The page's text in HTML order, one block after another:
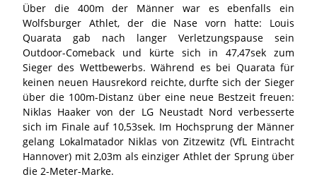
Über die 400m der Männer war es ebenfalls ein
Wolfsburger Athlet, der die Nase vorn hatte: Louis
Quarata gab nach langer Verletzungspause sein
Outdoor-Comeback und kürte sich in 47,47sek zum
Sieger des Wettbewerbs. Während es bei Quarata für
keinen neuen Hausrekord reichte, durfte sich der Sieger
über die 100m-Distanz über eine neue Bestzeit freuen:
Niklas Haaker von der LG Neustadt Nord verbesserte
sich im Finale auf 10,53sek. Im Hochsprung der Männer
gelang Lokalmatador Niklas von Zitzewitz (VfL Eintracht
Hannover) mit 2,03m als einziger Athlet der Sprung über
die 2-Meter-Marke.